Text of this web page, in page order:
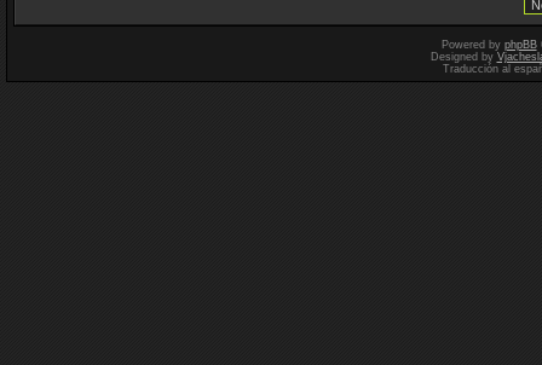
Powered by phpBB
Designed by
Traducción al